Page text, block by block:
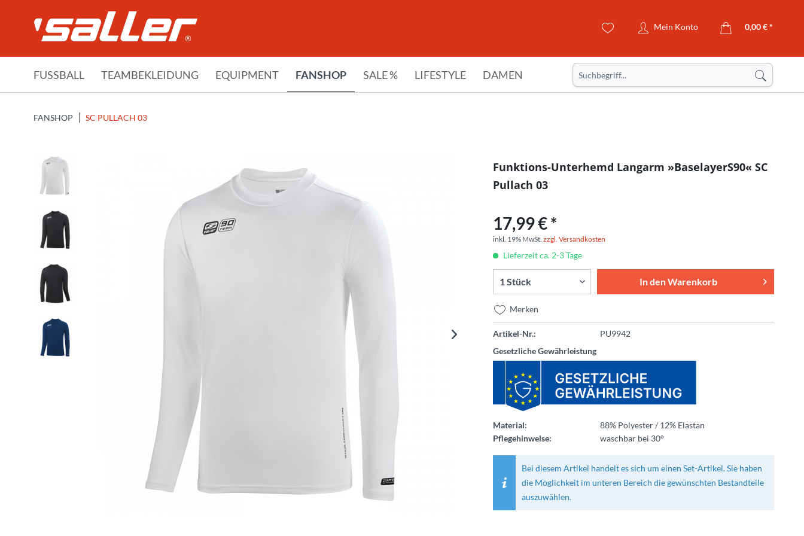
Mein Konto 0,00 € *
FUSSBALL TEAMBEKLEIDUNG EQUIPMENT FANSHOP SALE % LIFESTYLE DAMEN
FANSHOP SC PULLACH 03
Funktions-Unterhemd Langarm »BaselayerS90« SC
Pullach 03
17,99 € *
inkl. 19% MwSt. zzgl. Versandkosten
Lieferzeit ca. 2-3 Tage
In denWarenkorb
Merken
Artikel-Nr.:
PU9942
Gesetzliche Gewährleistung
Material:
88% Polyester / 12% Elastan
Pflegehinweise:
waschbar bei 30°
Bei diesem Artikel handelt es sich um einen Set-Artikel. Sie haben
die Möglichkeit im unteren Bereich die gewünschten Bestandteile
auszuwählen.